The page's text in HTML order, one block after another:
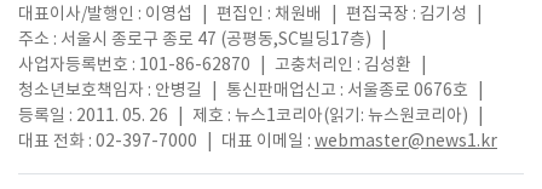
대표이사/발행인 : 이영섭 편집인 : 채원배 편집국장 : 김기성
주소 : 서울시 종로구 종로 47 (공평동,SC빌딩17층)
사업자등록번호 : 101-86-62870
고충처리인 : 김성환
청소년보호책임자 : 안병길
통신판매업신고 : 서울종로 0676호
등록일 : 2011. 05. 26
제호 : 뉴스1코리아(읽기: 뉴스원코리아)
대표 전화 : 02-397-7000
대표 이메일 : webmaster@news1.kr